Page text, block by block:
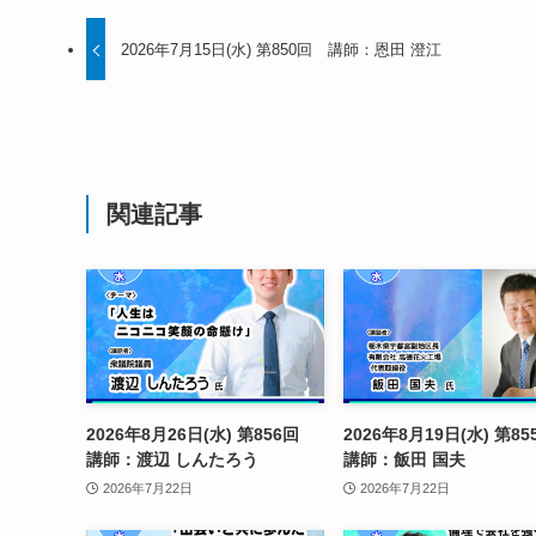
2026年7月15日(水) 第850回 講師：恩田 澄江
関連記事
2026年8月26日(水) 第856回
講師：渡辺 しんたろう
2026年7月22日
2026年8月19日(水) 第
講師：飯田 国夫
2026年7月22日